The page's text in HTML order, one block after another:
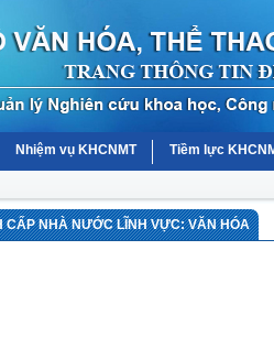
Nhiệm vụ KHCNMT Tiềm lực
CẤP NHÀ NƯỚC LĨNH VỰC: VĂN HÓA